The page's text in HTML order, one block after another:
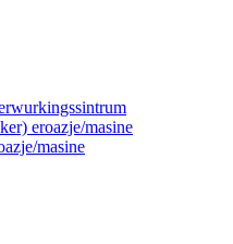
eroazje/masine
masine